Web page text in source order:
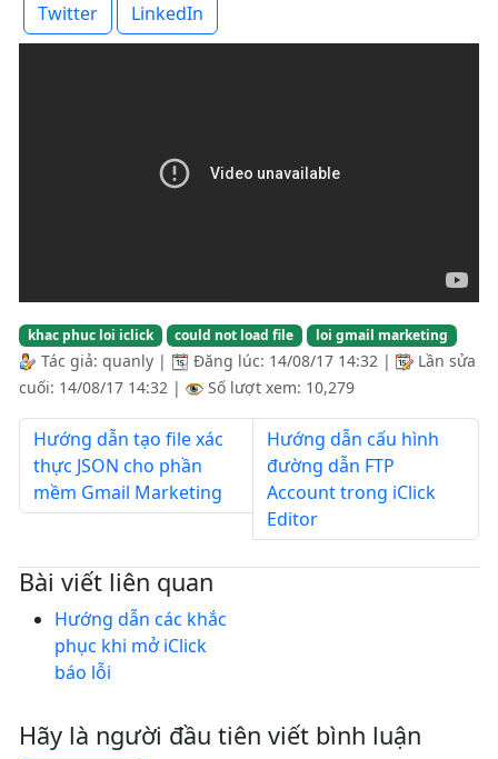
Twitter
LinkedIn
khac phuc loi iclick could not load file loi gmail marketing
Tác giả: quanly | Đăng lúc: 14/08/17 14:32 |
Lần sửa
cuối: 14/08/17 14:32 | Số lượt xem: 10,279
Hướng dẫn tạo file xác
thực JSON cho phần
mềm Gmail Marketing
Hướng dẫn cấu hình
đường dẫn FTP
Account trong iClick
Editor
Bài viết liên quan
Hướng dẫn các khắc
phục khi mở iClick
báo lỗi
Hãy là người đầu tiên viết bình luận